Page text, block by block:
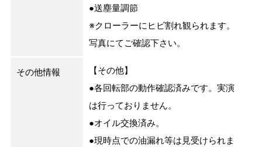
●送塵量調節
※クローラーにヒビ割れ観られます。
写真にてご確認下さい。
その他情報
【その他】
●各回転部の動作確認済みです。実演
は行っておりません。
●オイル交換済み。
●現時点での油漏れ等は見受けられま